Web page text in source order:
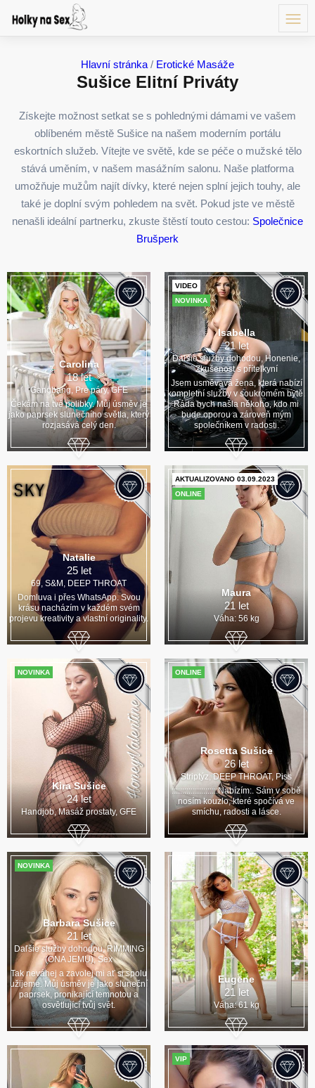
Hlavní stránka / Erotické Masáže
Sušice Elitní Priváty
Získejte možnost setkat se s pohlednými dámami ve vašem
oblíbeném městě Sušice na našem moderním portálu
eskortních služeb. Vítejte ve světě, kde se péče o mužské tělo
stává uměním, v našem masážním salonu. Naše platforma
umožňuje mužům najít dívky, které nejen splní jejich touhy, ale
také je doplní svým pohledem na svět. Pokud jste ve městě
nenašli ideální partnerku, zkuste štěstí touto cestou: Společnice
Brušperk
Carolina
18 let
Gangbang, Pre páry, GFE
Čekám na tvé polibky. Můj úsměv je
jako paprsek slunečního světla, který
rozjasává celý den.
NOVINKA
VIDEO
Isabella
21 let
Daľšie služby dohodou, Honenie,
Zkušenost s přítelkyní
Jsem usměvavá žena, která nabízí
kompletní služby v soukromém bytě.
Ráda bych našla někoho, kdo mi
bude oporou a zároveň mým
společníkem v radosti.
Natalie
25 let
69, S&M, DEEP THROAT
Domluva i přes WhatsApp. Svou
krásu nacházím v každém svém
projevu kreativity a vlastní originality.
ONLINE
AKTUALIZOVANO 03.09.2023
Maura
21 let
Váha: 56 kg
NOVINKA
Kira Sušice
24 let
Handjob, Masáž prostaty, GFE
ONLINE
Rosetta Sušice
26 let
Striptýz, DEEP THROAT, Piss
::::::::::::::::::::::Nabízím:. Sám v sobě
nosím kouzlo, které spočívá ve
smíchu, radosti a lásce.
NOVINKA
Barbara Sušice
21 let
Daľšie služby dohodou, RIMMING
(ONA JEMU), Sex
Tak neváhej a zavolej mi ať si spolu
užijeme. Můj úsměv je jako sluneční
paprsek, pronikající temnotou a
osvětlující tvůj svět.
Eugene
21 let
Váha: 61 kg
VIP